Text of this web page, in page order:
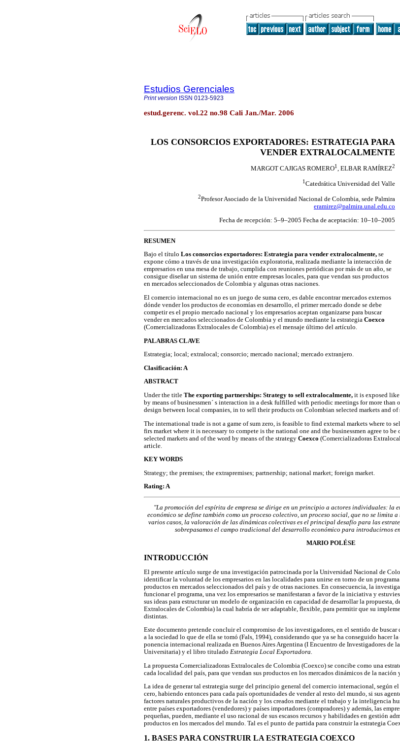
Estudios Gerenciales
Print version ISSN 0123-5923
estud.gerenc. vol.22 no.98 Cali Jan./Mar. 2006
LOS CONSORCIOS EXPORTADORES: ESTRATEGIA PARA
VENDER EXTRALOCALMENTE
MARGOT CAJIGAS ROMERO1 , ELBAR RAMÍREZ2
1 Catedrática Universidad del Valle
2Profesor Asociado de la Universidad Nacional de Colombia, sede Palmira
eramirez@palmira.unal.edu.co
Fecha de recepción: 5–9–2005 Fecha de aceptación: 10–10–2005
RESUMEN
Bajo el título Los consorcios exportadores: Estrategia para vender extralocalmente, se
expone cómo a través de una investigación exploratoria, realizada mediante la interacción de
empresarios en una mesa de trabajo, cumplida con reuniones periódicas por más de un año, se
consigue diseñar un sistema de unión entre empresas locales, para que vendan sus productos
en mercados seleccionados de Colombia y algunas otras naciones.
El comercio internacional no es un juego de suma cero, es dable encontrar mercados externos
dónde vender los productos de economías en desarrollo, el primer mercado donde se debe
competir es el propio mercado nacional y los empresarios aceptan organizarse para buscar
vender en mercados seleccionados de Colombia y el mundo mediante la estrategia Coexco
(Comercializadoras Extralocales de Colombia) es el mensaje último del artículo.
PALABRAS CLAVE
Estrategia; local; extralocal; consorcio; mercado nacional; mercado extranjero.
Clasificación: A
ABSTRACT
Under the title The exporting partnerships: Strategy to sell extralocalmente, it is exposed
by means of businessmen´ s interaction in a desk fulfilled with periodic meetings for more than
design between local companies, in to sell their products on Colombian selected markets and of
The international trade is not a game of sum zero, is feasible to find external markets where to
firs market where it is necessary to compete is the national one and the businessmen agree to
selected markets and of the word by means of the strategy Coexco (Comercializadoras
article.
KEY WORDS
Strategy; the premises; the extrapremises; partnership; national market; foreign market.
Rating: A
"La promoción del espíritu de empresa se dirige en un principio a actores individuales: la
económico se define también como un proceso colectivo, un proceso social, que no se limita
varios casos, la valoración de las dinámicas colectivas es el principal desafío para las
sobrepasamos el campo tradicional del desarrollo económico para introducirnos
MARIO POLÉSE
INTRODUCCIÓN
El presente artículo surge de una investigación patrocinada por la Universidad Nacional de
identificar la voluntad de los empresarios en las localidades para unirse en torno de un
productos en mercados seleccionados del país y de otras naciones. En consecuencia, la
funcionar el programa, una vez los empresarios se manifestaran a favor de la iniciativa y
sus ideas para estructurar un modelo de organización en capacidad de desarrollar la propuesta,
Extralocales de Colombia) la cual habría de ser adaptable, flexible, para permitir que su
distintas.
Este documento pretende concluir el compromiso de los investigadores, en el sentido de
a la sociedad lo que de ella se tomó (Fals, 1994), considerando que ya se ha conseguido hacer
ponencia internacional realizada en Buenos Aires Argentina (I Encuentro de Investigadores de
Universitaria) y el libro titulado Estrategia Local Exportadora.
La propuesta Comercializadoras Extralocales de Colombia (Coexco) se concibe como una
cada localidad del país, para que vendan sus productos en los mercados dinámicos de la nación
La idea de generar tal estrategia surge del principio general del comercio internacional, según
cero, habiendo entonces para cada país oportunidades de vender al resto del mundo, si sus
factores naturales productivos de la nación y los creados mediante el trabajo y la inteligencia
entre países exportadores (vendedores) y países importadores (compradores) y además, las
pequeñas, pueden, mediante el uso racional de sus escasos recursos y habilidades en gestión
productos en los mercados del mundo. Tal es el punto de partida para construir la estrategia
1. BASES PARA CONSTRUIR LA ESTRATEGIA COEXCO